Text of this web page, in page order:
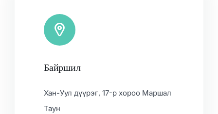
Leaflet|Map data ©
Байршил
Хан-Уул дүүрэг, 17-р хороо Маршал
Таун